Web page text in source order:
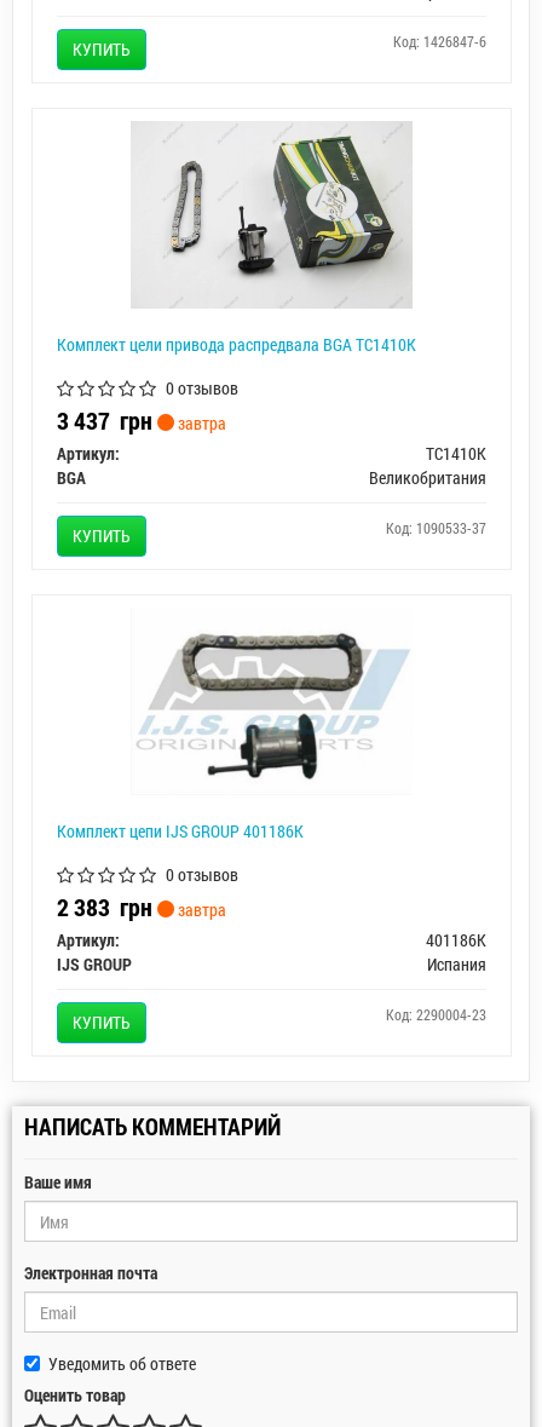
КУПИТЬ Код: 1426847-6
Комплект цели привода распредвала BGA TC1410K
0 отзывов
3 437 грн
завтра
Артикул:
TC1410K
BGA
Великобритания
КУПИТЬ Код: 1090533-37
Комплект цепи IJS GROUP 401186K
0 отзывов
2 383 грн
завтра
Артикул:
401186K
IJS GROUP
Испания
КУПИТЬ Код: 2290004-23
НАПИСАТЬ КОММЕНТАРИЙ
Ваше имя
Электронная почта
Уведомить об ответе
Оценить товар